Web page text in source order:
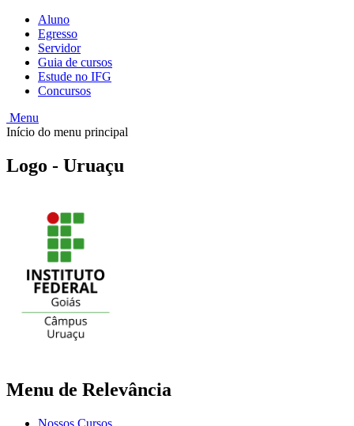
Aluno
Egresso
Servidor
Guia de cursos
Estude no IFG
Concursos
Menu
Início do menu principal
Logo - Uruaçu
Menu de Relevância